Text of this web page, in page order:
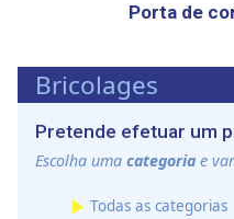
Porta de
Bricolages
Pretende efetuar um
Escolha uma categoria e
Todas as categorias